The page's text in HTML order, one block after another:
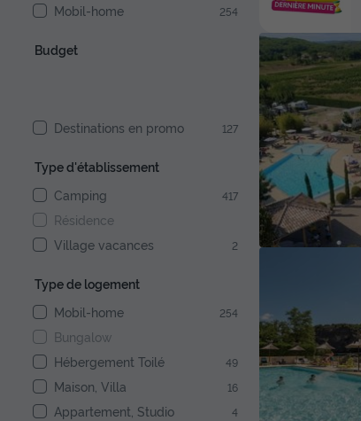
Mobil-home 254
Budget
Destinations en promo 127
Type d'établissement
Camping
417
Résidence
Village vacances
2
Type de logement
Mobil-home
254
Bungalow
Hébergement Toilé
49
Maison, Villa 16
Appartement, Studio 4